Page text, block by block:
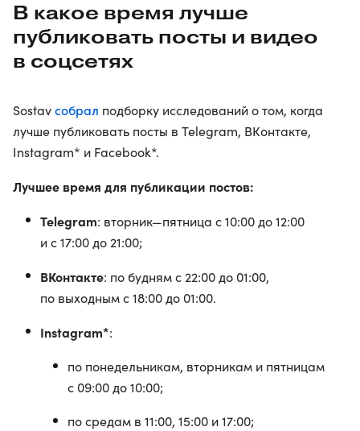
В какое время лучше
публиковать посты и видео
в соцсетях
Sostavсобрал подборку исследований о том, когда
лучше публиковать посты в Telegram, ВКонтакте,
Instagram* и Facebook*.
Лучшее время для публикации постов:
Telegram: вторник—пятница с 10:00 до 12:00
и с 17:00 до 21:00;
ВКонтакте: по будням с 22:00 до 01:00,
по выходным с 18:00 до 01:00.
Instagram*:
по понедельникам, вторникам и пятницам
с 09:00 до 10:00;
по средам в 11:00, 15:00 и 17:00;